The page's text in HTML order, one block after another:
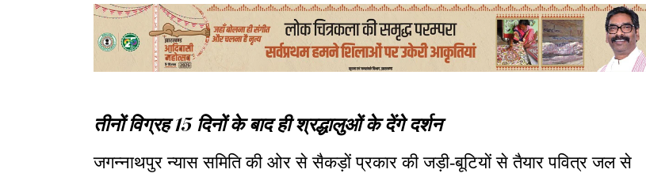
तीनों विग्रह 15 दिनों के बाद ही श्रद्धालुओं के देंगे दर्शन
जगन्नाथपुर न्यास समिति की ओर से सैकड़ों प्रकार की जड़ी-बूटियों से तैयार पवित्र जल से